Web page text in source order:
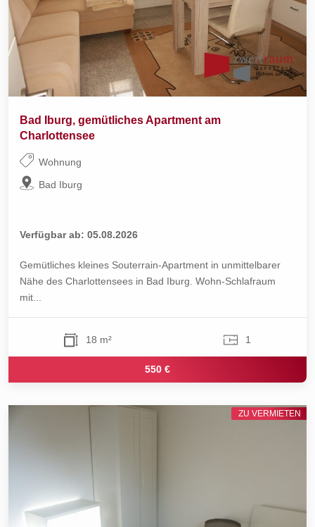
Bad Iburg, gemütliches Apartment am
Charlottensee
Wohnung
Bad Iburg
Verfügbar ab: 05.08.2026
Gemütliches kleines Souterrain-Apartment in unmittelbarer
Nähe des Charlottensees in Bad Iburg. Wohn-Schlafraum
mit...
18 m² 1
550 €
ZU VERMIETEN